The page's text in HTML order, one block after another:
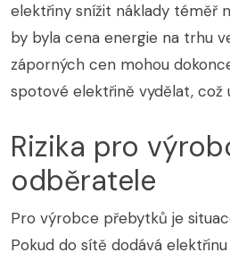
elektřiny snížit náklady téměř
by byla cena energie na trhu
záporných cen mohou
spotové elektřině vydělat, což
Rizika pro
odběratele
Pro výrobce přebytků je
Pokud do sítě dodává